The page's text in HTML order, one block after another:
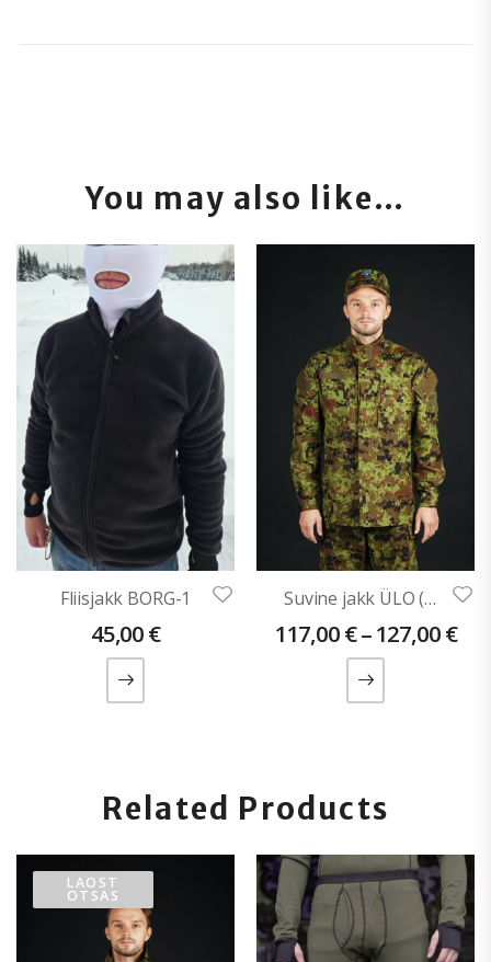
You may also like…
Fliisjakk BORG-1
45,00€
Suvine jakk ÜLO (Ripstopist)
117,00€–127,00€
Related Products
LAOST
OTSAS